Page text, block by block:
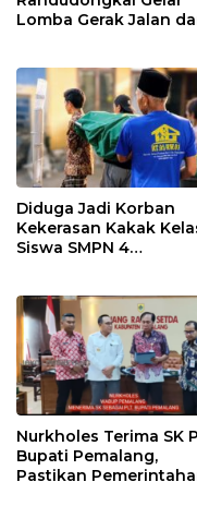
Lomba Gerak Jalan
Diduga Jadi Korban
Kekerasan Kakak
Siswa SMPN 4
Nurkholes Terima SK
Bupati Pemalang,
Pastikan